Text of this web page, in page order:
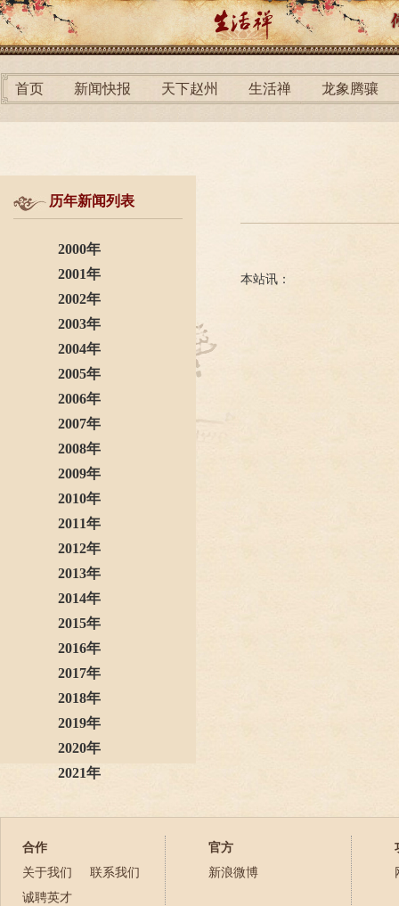
首页 新闻快报 天下赵州 生活禅 龙象腾骧
历年新闻列表
2000年
2001年
2002年
2003年
2004年
2005年
2006年
2007年
2008年
2009年
2010年
2011年
2012年
2013年
2014年
2015年
2016年
2017年
2018年
2019年
2020年
2021年
2023年
2025年
2026年
本站讯：
合作
关于我们
联系我们
诚聘英才
官方
新浪微博